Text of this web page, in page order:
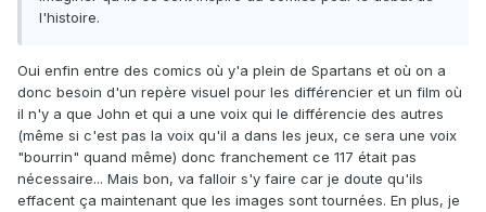
l'histoire.
Oui enfin entre des comics où y'a plein de Spartans et où on a
donc besoin d'un repère visuel pour les différencier et un film où
il n'y a que John et qui a une voix qui le différencie des autres
(même si c'est pas la voix qu'il a dans les jeux, ce sera une voix
"bourrin" quand même) donc franchement ce 117 était pas
nécessaire... Mais bon, va falloir s'y faire car je doute qu'ils
effacent ça maintenant que les images sont tournées. En plus, je